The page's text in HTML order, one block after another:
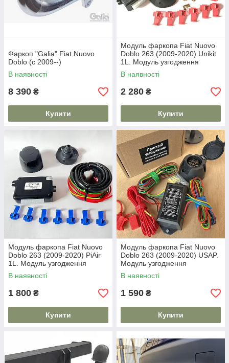
Фаркоп "Galia" Fiat Nuovo
Doblo (c 2009--)
В наявності
8 390 ₴
Купити
Модуль фаркопа Fiat Nuovo
Doblo 263 (2009-2020) Unikit
1L. Модуль узгодження
В наявності
2 280 ₴
Купити
Модуль фаркопа Fiat Nuovo
Doblo 263 (2009-2020) PiAir
1L. Модуль узгодження
В наявності
1 800 ₴
Купити
Модуль фаркопа Fiat Nuovo
Doblo 263 (2009-2020) USAP.
Модуль узгодження
В наявності
1 590 ₴
Купити